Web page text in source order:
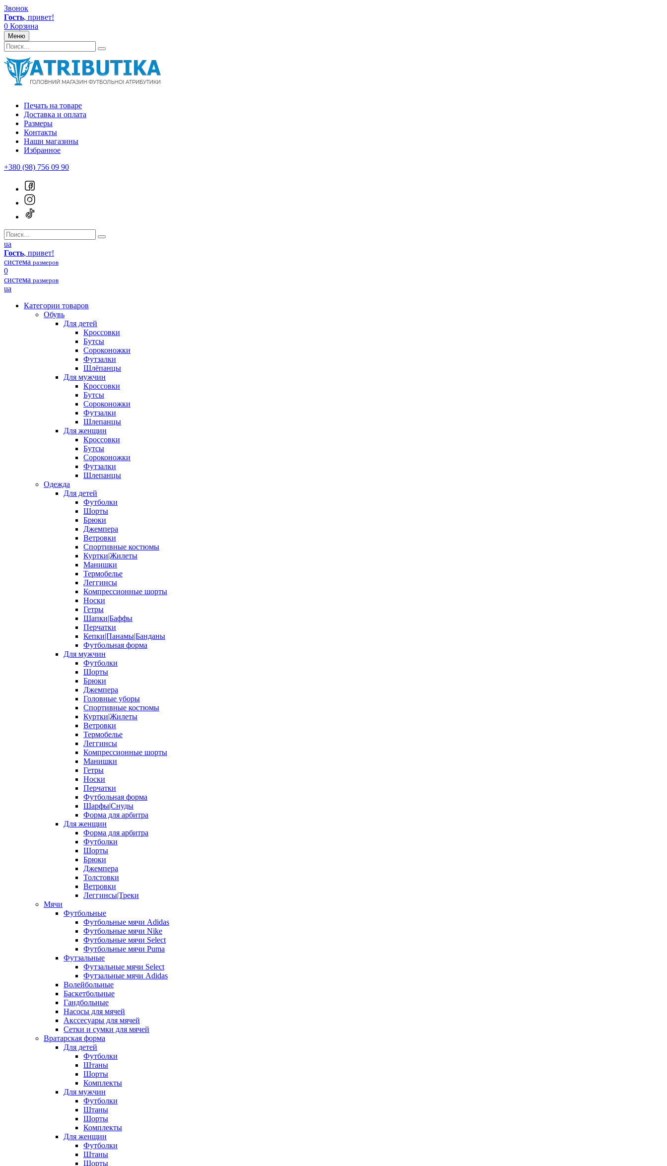
Звонок
Гость, привет!
0 Корзина
Меню
Печать на товаре
Доставка и оплата
Размеры
Контакты
Наши магазины
Избранное
+380 (98) 756 09 90
ua
Гость, привет!
система размеров
0
система размеров
ua
Категории товаров
Обувь
Для детей
Кроссовки
Бутсы
Сороконожки
Футзалки
Шлёпанцы
Для мужчин
Кроссовки
Бутсы
Сороконожки
Футзалки
Шлепанцы
Для женщин
Кроссовки
Бутсы
Сороконожки
Футзалки
Шлепанцы
Одежда
Для детей
Футболки
Шорты
Брюки
Джемпера
Ветровки
Спортивные костюмы
Куртки|Жилеты
Манишки
Термобелье
Леггинсы
Компрессионные шорты
Носки
Гетры
Шапки|Баффы
Перчатки
Кепки|Панамы|Банданы
Футбольная форма
Для мужчин
Футболки
Шорты
Брюки
Джемпера
Головные уборы
Спортивные костюмы
Куртки|Жилеты
Ветровки
Термобелье
Леггинсы
Компрессионные шорты
Манишки
Гетры
Носки
Перчатки
Футбольная форма
Шарфы|Снуды
Форма для арбитра
Для женщин
Форма для арбитра
Футболки
Шорты
Брюки
Джемпера
Толстовки
Ветровки
Леггинсы|Треки
Мячи
Футбольные
Футбольные мячи Adidas
Футбольные мячи Nike
Футбольные мячи Select
Футбольные мячи Puma
Футзальные
Футзальные мячи Select
Футзальные мячи Adidas
Волейбольные
Баскетбольные
Гандбольные
Насосы для мячей
Акссесуары для мячей
Сетки и сумки для мячей
Вратарская форма
Для детей
Футболки
Штаны
Шорты
Комплекты
Для мужчин
Футболки
Штаны
Шорты
Комплекты
Для женщин
Футболки
Штаны
Шорты